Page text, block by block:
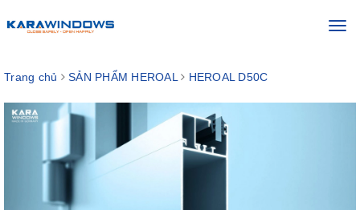
Trang chủ SẢN PHẨM HEROAL HEROAL D50C